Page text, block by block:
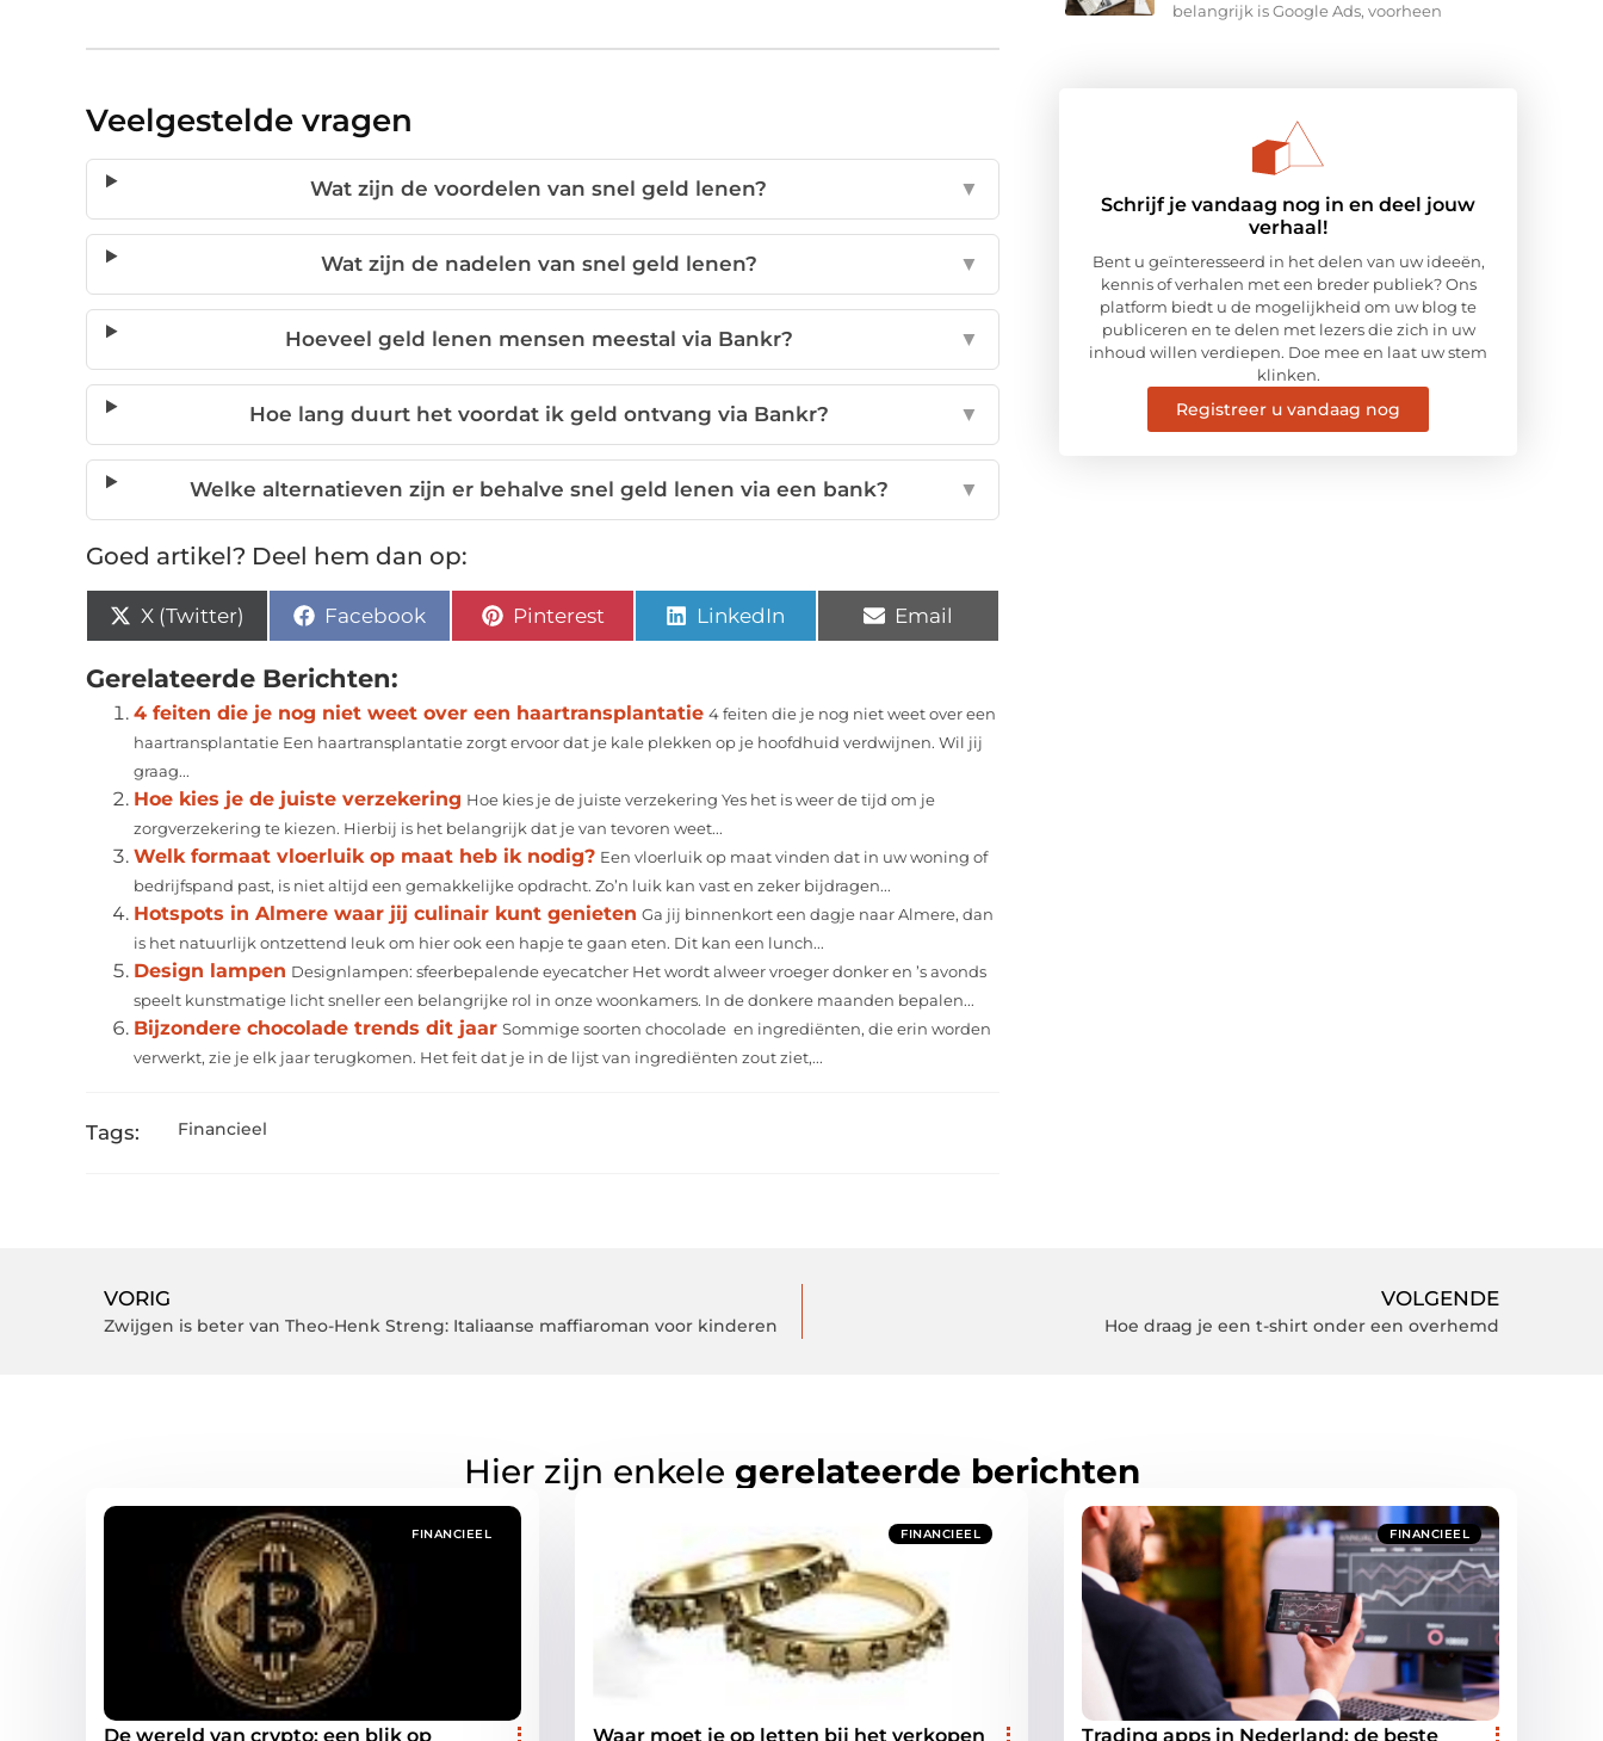
Veelgestelde vragen
Wat zijn de voordelen van snel geld lenen? ▼
Wat zijn de nadelen van snel geld lenen? ▼
Hoeveel geld lenen mensen meestal via Bankr? ▼
Hoe lang duurt het voordat ik geld ontvang via Bankr? ▼
Welke alternatieven zijn er behalve snel geld lenen via een bank? ▼
Goed artikel? Deel hem dan op:
X (Twitter) Facebook Pinterest LinkedIn Email
Gerelateerde Berichten:
4 feiten die je nog niet weet over een haartransplantatie 4 feiten die je nog niet weet over een
haartransplantatie Een haartransplantatie zorgt ervoor dat je kale plekken op je hoofdhuid verdwijnen. Wil jij
graag...
Hoe kies je de juiste verzekering Hoe kies je de juiste verzekering Yes het is weer de tijd om je
zorgverzekering te kiezen. Hierbij is het belangrijk dat je van tevoren weet...
Welk formaat vloerluik op maat heb ik nodig? Een vloerluik op maat vinden dat in uw woning of
bedrijfspand past, is niet altijd een gemakkelijke opdracht. Zo’n luik kan vast en zeker bijdragen...
Hotspots in Almere waar jij culinair kunt genieten Ga jij binnenkort een dagje naar Almere, dan
is het natuurlijk ontzettend leuk om hier ook een hapje te gaan eten. Dit kan een lunch...
Design lampen Designlampen: sfeerbepalende eyecatcher Het wordt alweer vroeger donker en ’s avonds
speelt kunstmatige licht sneller een belangrijke rol in onze woonkamers. In de donkere maanden bepalen...
Bijzondere chocolade trends dit jaar Sommige soorten chocolade en ingrediënten, die erin worden
verwerkt, zie je elk jaar terugkomen. Het feit dat je in de lijst van ingrediënten zout ziet,...
Tags: Financieel
belangrijk is Google Ads, voorheen
Schrijf je vandaag nog in en deel jouw
verhaal!
Bent u geïnteresseerd in het delen van uw ideeën,
kennis of verhalen met een breder publiek? Ons
platform biedt u de mogelijkheid om uw blog te
publiceren en te delen met lezers die zich in uw
inhoud willen verdiepen. Doe mee en laat uw stem
klinken.
Registreer u vandaag nog
VORIG
Zwijgen is beter van Theo-Henk Streng: Italiaanse maffiaroman voor kinderen
VOLGENDE
Hoe draag je een t-shirt onder een overhemd
Hier zijn enkele gerelateerde berichten
FINANCIEEL
De wereld van crypto: een blik op
FINANCIEEL
Waar moet je op letten bij het verkopen
FINANCIEEL
Trading apps in Nederland: de beste